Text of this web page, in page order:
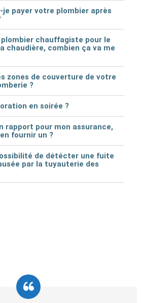
je payer votre plombier après
chauffagiste pour le
chaudière, combien ça va me
zones de couverture de votre
?
en soirée ?
rapport pour mon assurance,
fournir un ?
de détécter une fuite
par la tuyauterie des